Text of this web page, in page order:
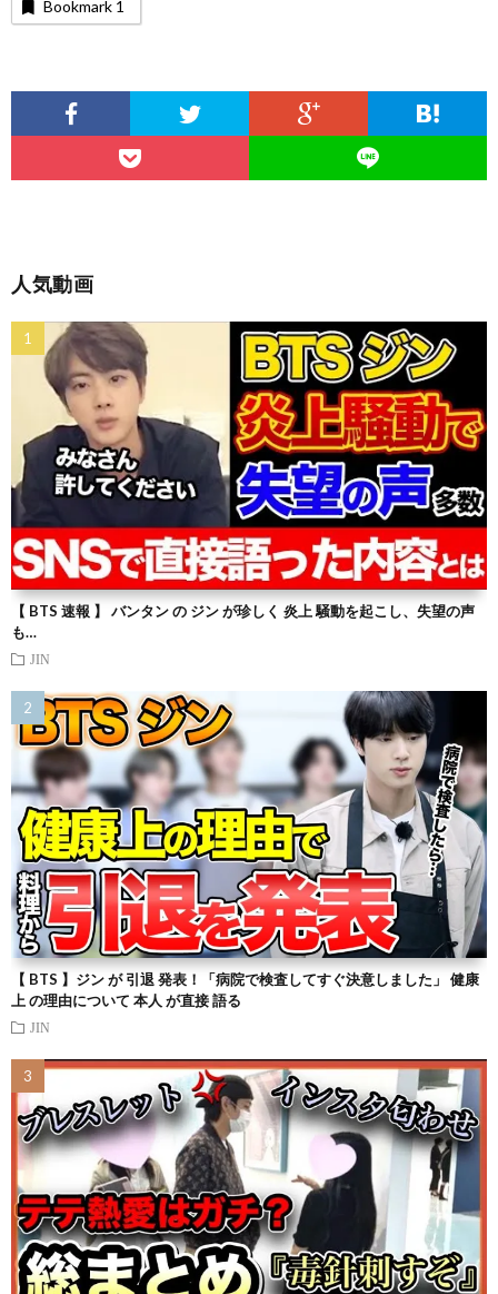
Bookmark 1
人気動画
【 BTS 速報 】 バンタン の ジン が珍しく 炎上 騒動を起こし、失望の声
も…
JIN
【 BTS 】ジン が 引退 発表！「病院で検査してすぐ決意しました」 健康
上 の理由について 本人 が直接 語る
JIN